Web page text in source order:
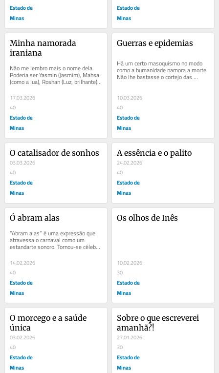
Estado de
Minas
Estado de
Minas
Minha namorada
iraniana
Não me lembro mais o nome dela.
Poderia ser Yasmin (Jasmim), Mahsa
(como a lua), Roshan (Luz, brilhante).
Não importa. Ela era linda e nossos...
17.03.2026
40
Estado de
Minas
Guerras e epidemias
Há um certo masoquismo no modo
como a humanidade namora a morte.
Não lhe bastasse o cortejo das
pestes, vai ela e convida também a
10.03.2026
40
Estado de
Minas
O catalisador de sonhos
03.03.2026
40
Estado de
Minas
A essência e o palito
24.02.2026
40
Estado de
Minas
Ó abram alas
“Abram alas” é uma expressão que
atravessa o carnaval como um
estandarte sonoro. Tornou-se célebre
compôs a...
14.02.2026
40
Estado de
Minas
Os olhos de Inês
10.02.2026
30
Estado de
Minas
O morcego e a saúde
única
03.02.2026
40
Estado de
Minas
Sobre o que escreverei
amanhã?!
27.01.2026
30
Estado de
Minas